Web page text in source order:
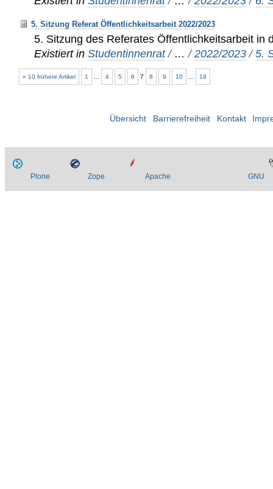
5. Sitzung Referat Öffentlichkeitsarbeit 2022/2023
5. Sitzung des Referates Öffentlichkeitsarbeit in
Existiert in Studentinnenrat / …/2022/2023 /5.
« 10 frühere Artikel 1 4 5 6 7 8 9 10 19
Übersicht Barrierefreiheit Kontakt
Plone Zope Apache GNU